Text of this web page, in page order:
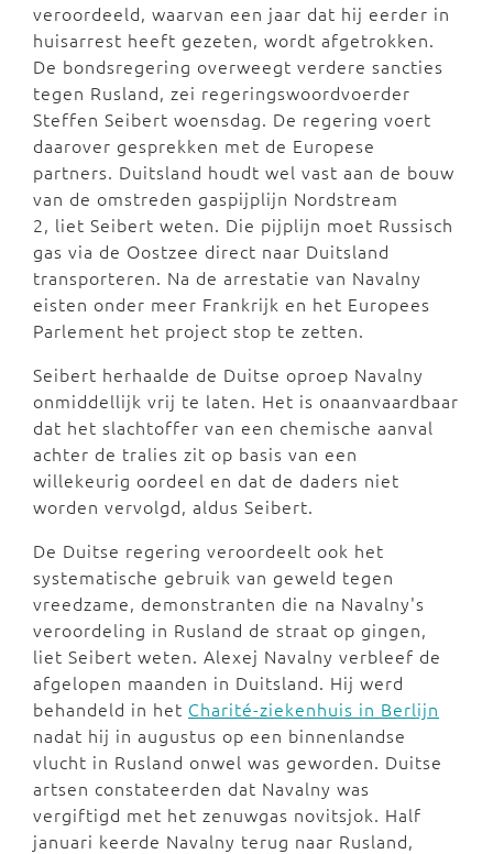
veroordeeld, waarvan een jaar dat hij eerder in
huisarrest heeft gezeten, wordt afgetrokken.
De bondsregering overweegt verdere sancties
tegen Rusland, zei regeringswoordvoerder
Steffen Seibert woensdag. De regering voert
daarover gesprekken met de Europese
partners. Duitsland houdt wel vast aan de bouw
van de omstreden gaspijplijn Nordstream
2, liet Seibert weten. Die pijplijn moet Russisch
gas via de Oostzee direct naar Duitsland
transporteren. Na de arrestatie van Navalny
eisten onder meer Frankrijk en het Europees
Parlement het project stop te zetten.
Seibert herhaalde de Duitse oproep Navalny
onmiddellijk vrij te laten. Het is onaanvaardbaar
dat het slachtoffer van een chemische aanval
achter de tralies zit op basis van een
willekeurig oordeel en dat de daders niet
worden vervolgd, aldus Seibert.
De Duitse regering veroordeelt ook het
systematische gebruik van geweld tegen
vreedzame, demonstranten die na Navalny's
veroordeling in Rusland de straat op gingen,
liet Seibert weten. Alexej Navalny verbleef de
afgelopen maanden in Duitsland. Hij werd
behandeld in het Charité-ziekenhuis in Berlijn
nadat hij in augustus op een binnenlandse
vlucht in Rusland onwel was geworden. Duitse
artsen constateerden dat Navalny was
vergiftigd met het zenuwgas novitsjok. Half
januari keerde Navalny terug naar Rusland,